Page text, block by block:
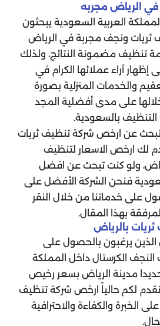
الرياض مجربه
العربية السعودية يبحثون
ثريات ونجف مجربة في الرياض
تنظيف مضمونة النتائج، ولذلك
آراء عملائها الكرام في
والخدمات المنزلية بصورة
على مدى أفضلية المجد
بالسعودية.
تبحث عن ارخص شركة تنظيف ثريات
لك ارخص الاسعار لتنظيف
ولو كنت تبحث عن افضل
فنحن الشركة الأفضل على
على خدماتنا من خلال النقر
بهذا المقال.
بالرياض
يرغبون بالحصول على
الكرستال داخل المملكة
مدينة الرياض بسعر رخيص
نقدم لكم حالياً ارخص شركة تنظيف
الخبرة والكفاءة والاحترافية